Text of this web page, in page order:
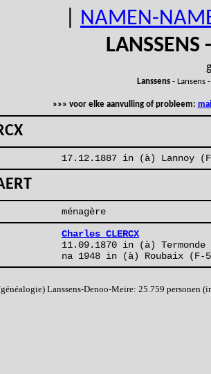
NAMEN-
Lanssens- Lansens
»»» voor elke aanvulling of probleem:
17.12.1887 in (à) Lannoy
ménagère
Charles CLERCX
11.09.1870 in (à) Termonde
na 1948 in (à) Roubaix (F-
Lanssens-Denoo-Meire: 25.759 personen